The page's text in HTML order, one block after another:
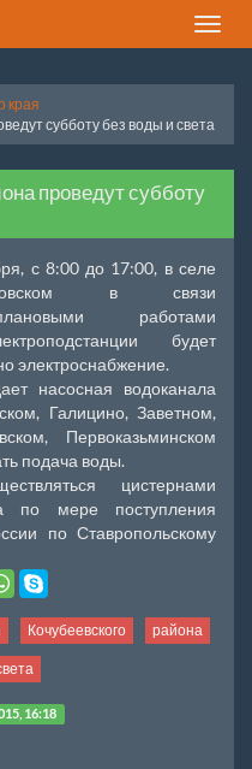
Toggle
края
субботу без воды и света
проведут субботу
с 8:00 до 17:00, в селе
в связи
работами
будет
электроснабжение.
насосная водоканала
Галицино, Заветном,
Первоказьминском
подача воды.
цистернами
по мере поступления
по Ставропольскому
Кочубеевского района
16:18